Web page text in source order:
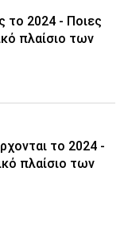
το 2024 - Ποιες
πλαίσιο των
το 2024 -
πλαίσιο των